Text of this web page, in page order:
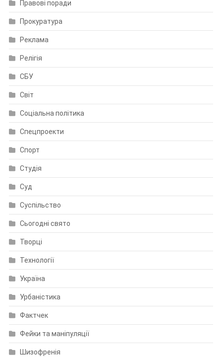
Правові поради
Прокуратура
Реклама
Релігія
СБУ
Світ
Соціальна політика
Спецпроекти
Спорт
Студія
Суд
Суспільство
Сьогодні свято
Творці
Технології
Україна
Урбаністика
Фактчек
Фейки та маніпуляції
Шизофренія